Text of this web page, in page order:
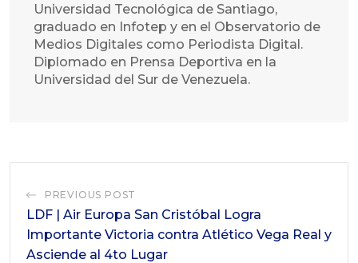
Universidad Tecnológica de Santiago,
graduado en Infotep y en el Observatorio de
Medios Digitales como Periodista Digital.
Diplomado en Prensa Deportiva en la
Universidad del Sur de Venezuela.
PREVIOUS POST
LDF | Air Europa San Cristóbal Logra
Importante Victoria contra Atlético Vega Real y
Asciende al 4to Lugar